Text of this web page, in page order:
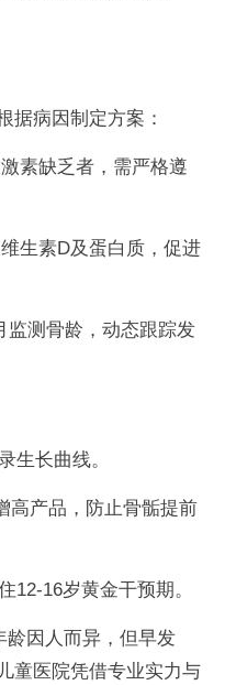
据病因制定方案：
素缺乏者，需严格遵
生素D及蛋白质，促进
测骨龄，动态跟踪发
生长曲线。
高产品，防止骨骺提前
12-16岁黄金干预期。
因人而异，但早发
童医院凭借专业实力与